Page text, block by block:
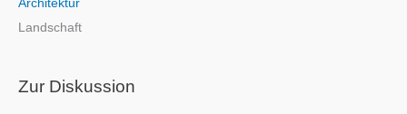
n
a
h
Architektur
Landschaft
Zur Diskussion